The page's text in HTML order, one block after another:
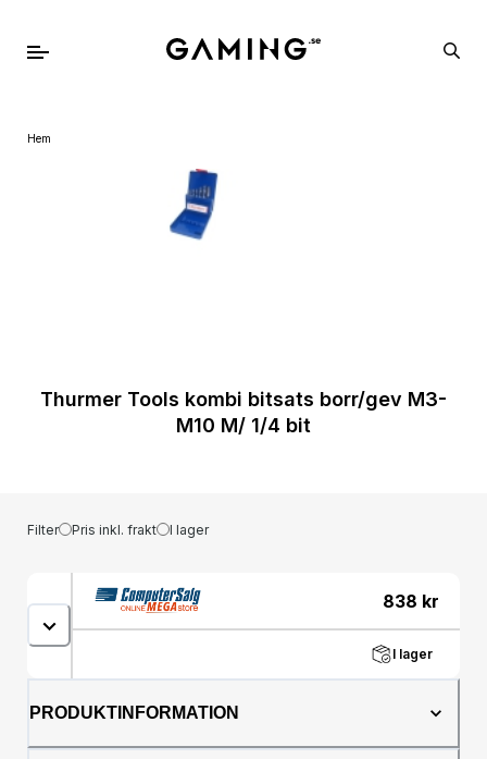
Hem
Thurmer Tools kombi bitsats borr/gev M3-
M10 M/ 1/4 bit
Filter Pris inkl. frakt I lager
838 kr
I lager
PRODUKTINFORMATION